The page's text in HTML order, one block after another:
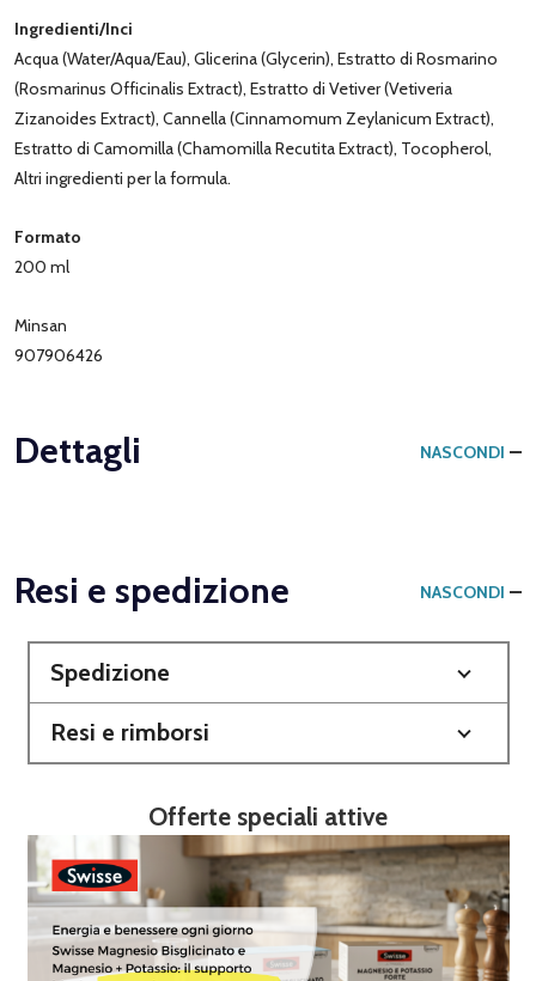
Ingredienti/Inci
Acqua (Water/Aqua/Eau), Glicerina (Glycerin), Estratto di Rosmarino
(Rosmarinus Officinalis Extract), Estratto di Vetiver (Vetiveria
Zizanoides Extract), Cannella (Cinnamomum Zeylanicum Extract),
Estratto di Camomilla (Chamomilla Recutita Extract), Tocopherol,
Altri ingredienti per la formula.
Formato
200 ml
Minsan
907906426
Dettagli NASCONDI
Resi e spedizione NASCONDI
Spedizione
Resi e rimborsi
Offerte speciali attive